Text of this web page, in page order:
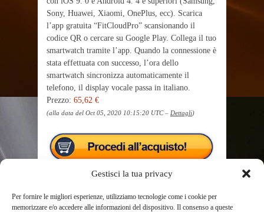
Gestisci la tua privacy
Per fornire le migliori esperienze, utilizziamo tecnologie come i cookie per
memorizzare e/o accedere alle informazioni del dispositivo. Il consenso a queste
Sony, Huawei, Xiaomi, OnePlus, ecc). Scarica
l’app gratuita “FitCloudPro” scansionando il
codice QR o cercare su Google Play. Collega il tuo
smartwatch tramite l’app. Quando la connessione è
stata effettuata con successo, l’ora dello
smartwatch sincronizza automaticamente il
telefono, il display vocale passa in italiano.
Prezzo: 65,62 €
(alla data del Oct 05, 2020 10:15:20 UTC – Dettagli)